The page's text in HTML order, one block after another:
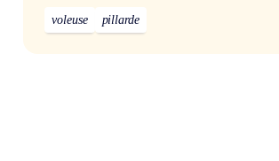
voleuse pillarde